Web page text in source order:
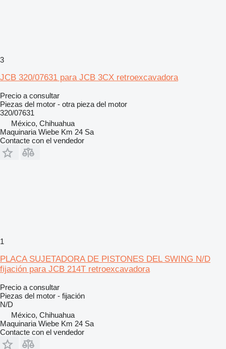
3
JCB 320/07631 para JCB 3CX retroexcavadora
Precio a consultar
Piezas del motor - otra pieza del motor
320/07631
México, Chihuahua
Maquinaria Wiebe Km 24 Sa
Contacte con el vendedor
1
PLACA SUJETADORA DE PISTONES DEL SWING N/D
fijación para JCB 214T retroexcavadora
Precio a consultar
Piezas del motor - fijación
N/D
México, Chihuahua
Maquinaria Wiebe Km 24 Sa
Contacte con el vendedor